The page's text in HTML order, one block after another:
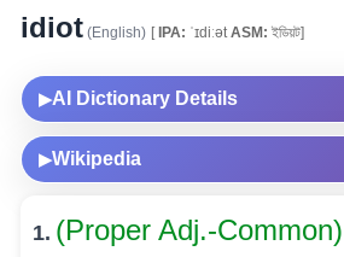
idiot (English) [IPA: ˈɪdiːət ASM: ইডিয়ট]
▶AI Dictionary Details
▶Wikipedia
1. (Proper Adj.-Common)